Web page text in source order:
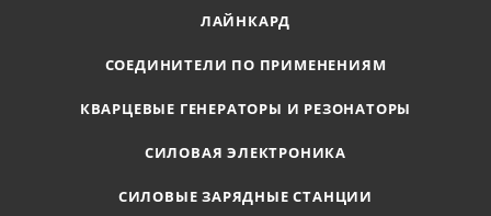
ЛАЙНКАРД
СОЕДИНИТЕЛИ ПО ПРИМЕНЕНИЯМ
КВАРЦЕВЫЕ ГЕНЕРАТОРЫ И РЕЗОНАТОРЫ
СИЛОВАЯ ЭЛЕКТРОНИКА
СИЛОВЫЕ ЗАРЯДНЫЕ СТАНЦИИ